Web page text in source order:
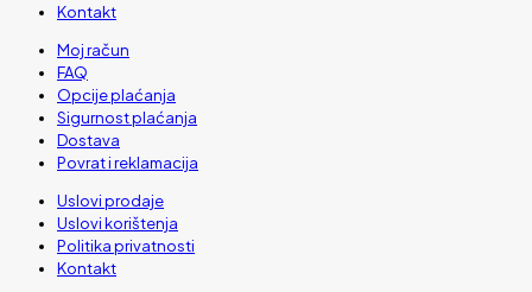
Kontakt
Moj račun
FAQ
Opcije plaćanja
Sigurnost plaćanja
Dostava
Povrat i reklamacija
Uslovi prodaje
Uslovi korištenja
Politika privatnosti
Kontakt